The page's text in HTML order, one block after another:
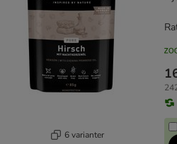
6 varianter